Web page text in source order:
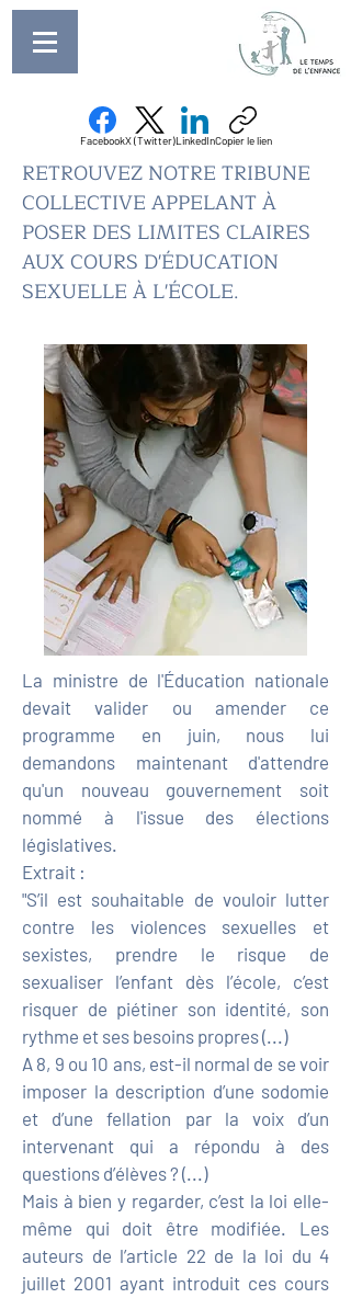
FacebookX (Twitter)LinkedInCopier le lien
RETROUVEZ NOTRE TRIBUNE
COLLECTIVE APPELANT À
POSER DES LIMITES CLAIRES
AUX COURS D'ÉDUCATION
SEXUELLE À L'ÉCOLE.
La ministre de l'Éducation nationale
devait valider ou amender ce
programme en juin, nous lui
demandons maintenant d'attendre
qu'un nouveau gouvernement soit
nommé à l'issue des élections
législatives.
Extrait :
"S’il est souhaitable de vouloir lutter
contre les violences sexuelles et
sexistes, prendre le risque de
sexualiser l’enfant dès l’école, c’est
risquer de piétiner son identité, son
rythme et ses besoins propres (...)
A 8, 9 ou 10 ans, est-il normal de se voir
imposer la description d’une sodomie
et d’une fellation par la voix d’un
intervenant qui a répondu à des
questions d’élèves ? (...)
Mais à bien y regarder, c’est la loi elle-
même qui doit être modifiée. Les
auteurs de l’article 22 de la loi du 4
juillet 2001 ayant introduit ces cours